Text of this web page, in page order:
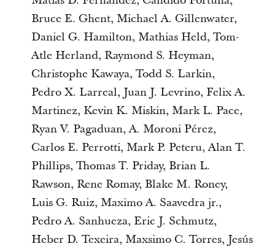
Bruce E. Ghent, Michael A. Gillenwater,
Daniel G. Hamilton, Mathias Held, Tom-
Atle Herland, Raymond S. Heyman,
Christophe Kawaya, Todd S. Larkin,
Pedro X. Larreal, Juan J. Levrino, Felix A.
Martinez, Kevin K. Miskin, Mark L. Pace,
Ryan V. Pagaduan, A. Moroni Pérez,
Carlos E. Perrotti, Mark P. Peteru, Alan T.
Phillips, Thomas T. Priday, Brian L.
Rawson, Rene Romay, Blake M. Roney,
Luis G. Ruiz, Maximo A. Saavedra jr.,
Pedro A. Sanhueza, Eric J. Schmutz,
Heber D. Texeira, Maxsimo C. Torres, Jesús